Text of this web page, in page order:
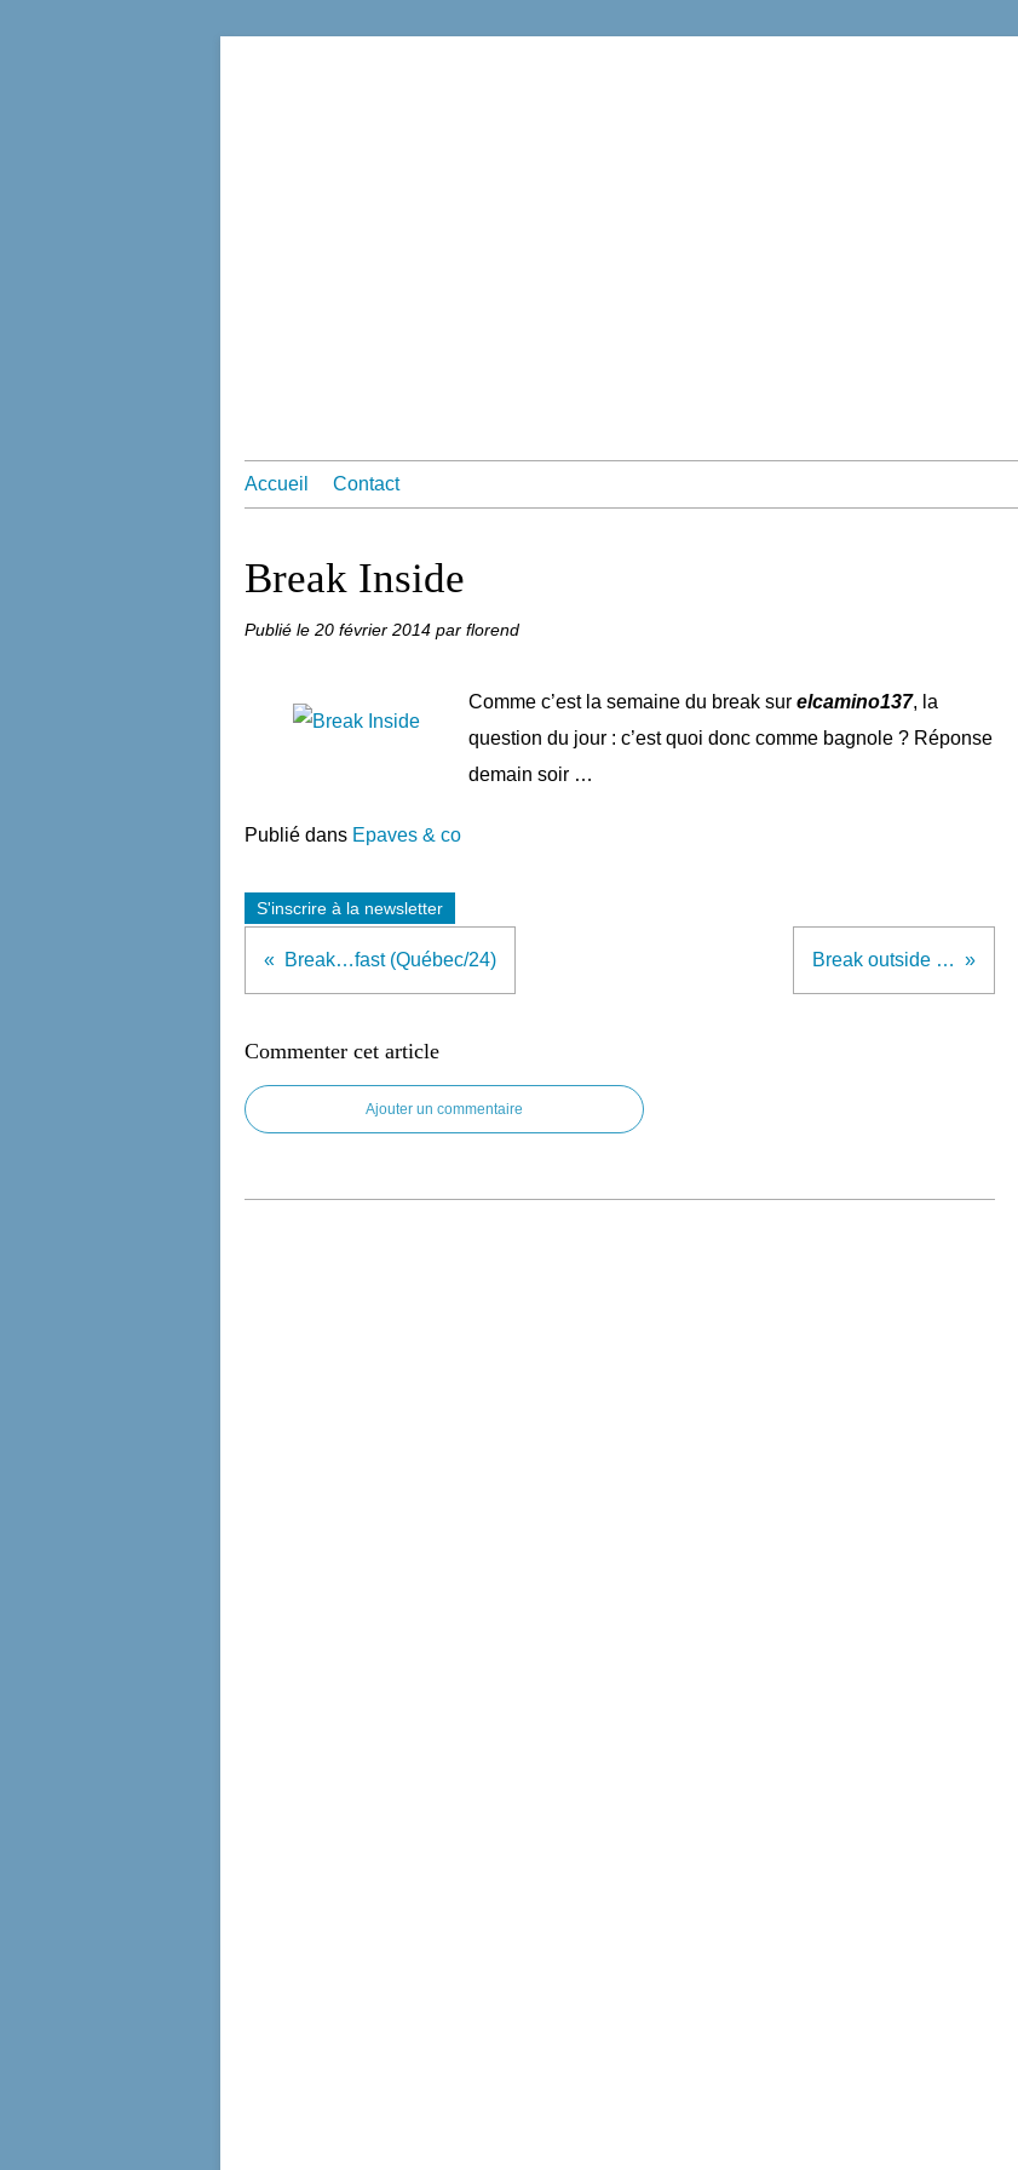
Accueil Contact
Break Inside
Publié le 20 février 2014 par florend
Comme c’est la semaine du break sur elcamino137, la
question du jour : c’est quoi donc comme bagnole ? Réponse
demain soir …
Publié dans Epaves & co
S'inscrire à la newsletter
Break…fast (Québec/24) Break outside …
Commenter cet article
Ajouter un commentaire